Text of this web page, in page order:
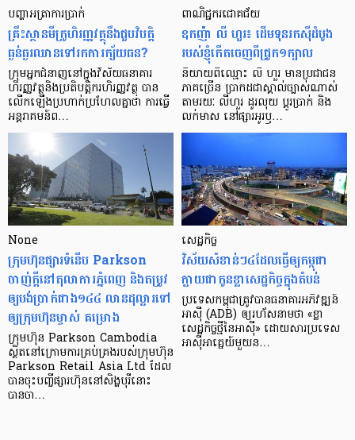
បញ្ហា​អត្រា​ការប្រាក់
គ្រឹះស្ថាន​មីក្រូ​ហិរញ្ញវត្ថុ​នឹង​ជួប​វិបត្តិ​
ធ្ងន់ធ្ងរ​ឈាន​ទៅ​រក​ការ​ក្ស័យធន?
ក្រុម​អ្នក​ជំនាញ​នៅ​ក្នុង​វិស័យ​ធនាគារ
ហិរញ្ញវត្ថុ​និង​ប្រតិបត្តិករ​ហិរញ្ញ​វត្ថុ បាន​​
លើក​ឡើង​ប្រហាក់​ប្រហែល​គ្នា​ថា ការ​ធ្វើ​
អន្តរាគមន៍​ព…
ពាណិជ្ជករជោគជ័យ
ឧកញ៉ា លី ហួរ៖ ដើមទុនរកស៊ីដំបូង
របស់ខ្ញុំកើតចេញពីជ្រូក១ក្បាល
និយាយ​ពី​ឈ្មោះ លី ហួរ មាន​ប្រជាជន​
ភាគ​ច្រើន ប្រាកដ​ជា​ស្គាល់​ច្បាស់​ណាស់
តាមរយៈ លីហួរ ដូរ​លុយ ប្តូរ​បា្រក់ និង​
លក់​មាស នៅ​ផ្សារ​អូរ​ឫ…
None
ក្រុមហ៊ុនផ្សារទំនើប Parkson
ចាញ់ក្ដីនៅតុលាការភ្នំពេញ និងតម្រូវ
ឲ្យបង់ប្រាក់ជាង១៤៤ លានដុល្លារទៅ
ឲ្យក្រុមហ៊ុនម្ចាស់ គម្រោង
ក្រុមហ៊ុន Parkson Cambodia
ស្ថិតនៅក្រោមការគ្រប់គ្រងរបស់ក្រុមហ៊ុន
Parkson Retail Asia Ltd ដែល
បានចុះបញ្ចីផ្សារហ៊ុននៅសិង្ហបុរីនោះ
បានចា…
សេដ្ឋកិច្ច​
វិស័យ​សំខាន់ៗ​៤​ដែល​ធ្វើ​ឲ្យ​កម្ពុជា​
ក្លាយ​ជា​កូន​ខ្លា​សេដ្ឋកិច្ច​ក្នុង​តំបន់
ប្រទេស​កម្ពុជា​ត្រូវ​បាន​ធនាគារ​អភិវឌ្ឍន៍​
អាស៊ី (ADB) ឲ្យ​រហ័ស​នាមថា «ខ្លា​
សេដ្ឋកិច្ច​ថ្មី​នៃ​អាស៊ី» ដោយសារ​ប្រទេស​
អាស៊ី​អាគ្នេយ៍​មួយ​ន…